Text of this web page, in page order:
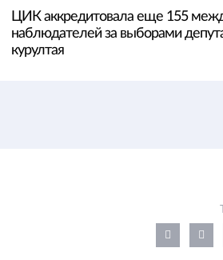
ЦИК аккредитовала еще 155
наблюдателей за выборами
курултая